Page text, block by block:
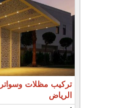
تركيب مظلات
الرياض